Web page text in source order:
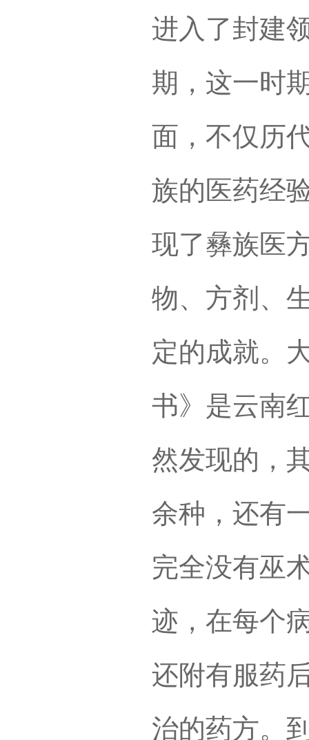
进入了封建
期，这一时
面，不仅历
族的医药经
现了彝族医
物、方剂、
定的成就。
书》是云南
然发现的，
余种，还有
完全没有巫
迹，在每个
还附有服药
治的药方。